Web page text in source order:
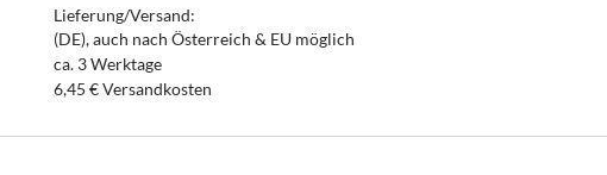
Lieferung/Versand:
(DE), auch nach Österreich & EU möglich
ca. 3 Werktage
6,45 € Versandkosten